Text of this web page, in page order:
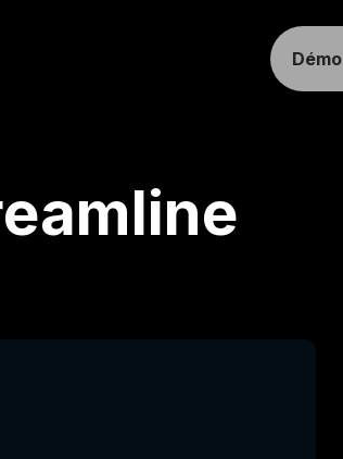
Démo